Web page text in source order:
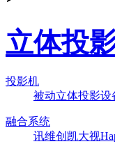
立体投
投影机
被动立体投影设
融合系统
讯维创凯大视